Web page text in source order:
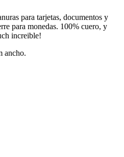
para tarjetas, documentos y
para monedas. 100% cuero, y
increible!
ancho.